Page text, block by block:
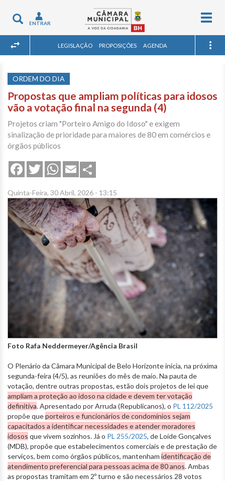
Toggle
navigation
ENTRAR
LEGISLAÇÃO PROPOSIÇÕES AGENDA
ORDEM DO DIA
Propostas que ampliam políticas para idosos
vão a votação final na segunda (4)
Projetos criam "Porteiro Amigo do Idoso" e exigem
sinalização de prioridade para maiores de 80 em comércios e
órgãos públicos
FacebookTwitterWhatsApp
Email
Quinta-Feira, 30 Abril, 2026 - 13:15
Foto Rafa Neddermeyer/Agência Brasil
O Plenário da Câmara Municipal de Belo Horizonte inicia, na próxima
segunda-feira (4/5), as reuniões do mês de maio. Na pauta de
votação, dentre outras propostas, estão dois projetos de lei que
ampliam a proteção ao idoso na cidade e devem ter votação
definitiva. Apresentado por Arruda (Republicanos), o PL 112/2025
propõe queporteiros e funcionários de condomínios sejam
capacitados a identificar necessidades e atender moradores
idosos que vivem sozinhos. Já o PL 255/2025, de Loíde Gonçalves
(MDB), propõe que estabelecimentos comerciais e de prestação de
serviços, bem como órgãos públicos, mantenham identificação de
atendimento preferencial para pessoas acima de 80 anos. Ambas
as propostas tramitam em 2º turno e são necessários 28 votos